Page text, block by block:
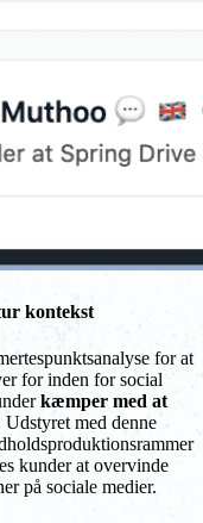
kontekst
for at
for inden for social
kæmper med at
Udstyret med denne
kunder at overvinde
på sociale medier.